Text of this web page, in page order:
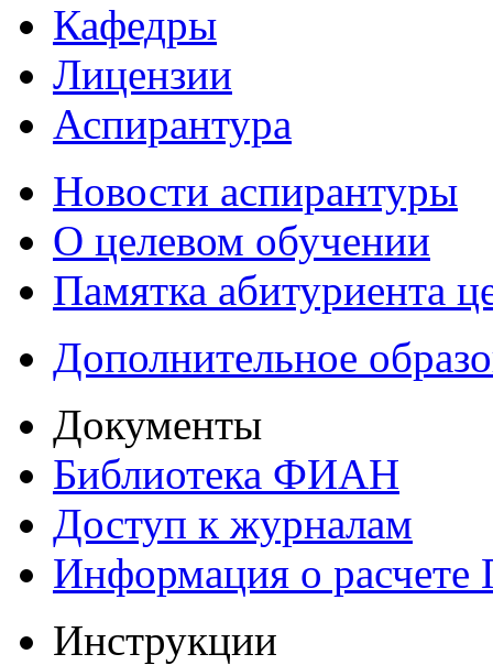
Кафедры
Лицензии
Аспирантура
Новости аспирантуры
О целевом обучении
Памятка абитуриента
Дополнительное
Документы
Библиотека ФИАН
Доступ к журналам
Информация о
Инструкции